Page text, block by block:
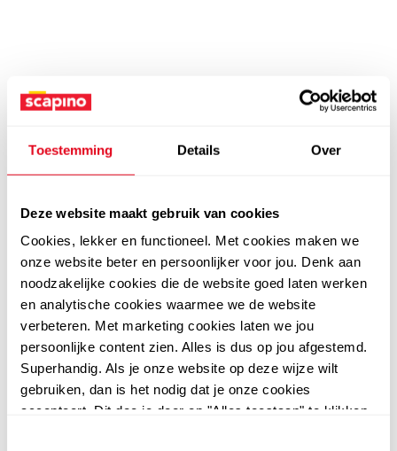
Toestemming Details Over
Deze website maakt gebruik van cookies
Cookies, lekker en functioneel. Met cookies maken we
onze website beter en persoonlijker voor jou. Denk aan
noodzakelijke cookies die de website goed laten werken
en analytische cookies waarmee we de website
verbeteren. Met marketing cookies laten we jou
persoonlijke content zien. Alles is dus op jou afgestemd.
Superhandig. Als je onze website op deze wijze wilt
gebruiken, dan is het nodig dat je onze cookies
accepteert. Dit doe je door op "Alles toestaan" te klikken.